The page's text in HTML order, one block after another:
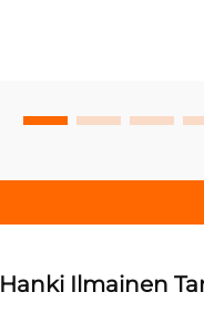
Hanki Ilmainen